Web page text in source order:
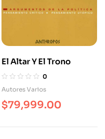
El Altar Y El Trono
0
Autores Varios
$79,999.00